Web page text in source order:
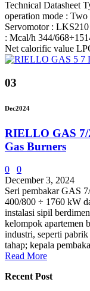
Technical Datasheet
operation mode :
Servomotor :
: Mcal/h 344/
Net calorific value
03
Dec2024
RIELLO GAS 7/
Gas Burners
0
0
December 3, 2024
Seri pembakar GAS
400/800 ÷ 1760 kW
instalasi sipil
kelompok apartemen
industri, seperti pabrik
tahap; kepala
Read More
Recent Post